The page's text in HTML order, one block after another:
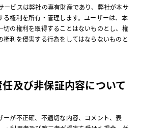
ービスは弊社の専有財産であり、弊社が本サ
る権利を所有・管理します。ユーザーは、本
切の権利を取得することはないものとし、権
権利を侵害する行為をしてはならないものと
及び非保証内容について
ーが不正確、不適切な内容、コメント、表